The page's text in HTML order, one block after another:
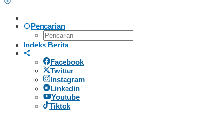
Pencarian
Indeks Berita
Facebook
Twitter
Instagram
Linkedin
Youtube
Tiktok